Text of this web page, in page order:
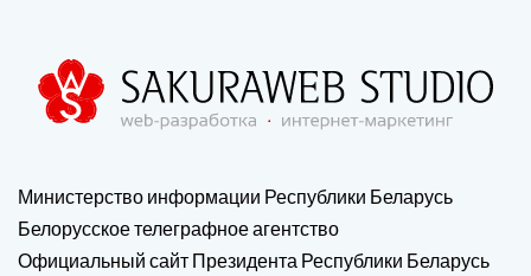
Министерство информации Республики Беларусь
Белорусское телеграфное агентство
Официальный сайт Президента Республики Беларусь